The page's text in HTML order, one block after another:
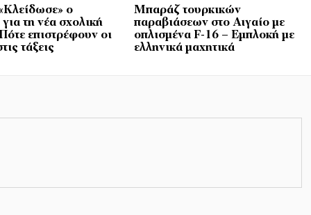
ο
τη νέα σχολική
επιστρέφουν οι
τάξεις
Μπαράζ τουρκικών
παραβιάσεων στο Αιγαίο με
οπλισμένα F-16 – Εμπλοκή με
ελληνικά μαχητικά